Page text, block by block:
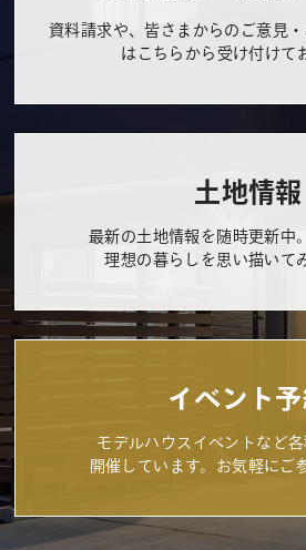
資料請求や、皆さまからのご意見
はこちらから受け付けて
土地情報
最新の土地情報を随時更新中
理想の暮らしを思い描いて
イベント
モデルハウスイベントなど
開催しています。お気軽にご